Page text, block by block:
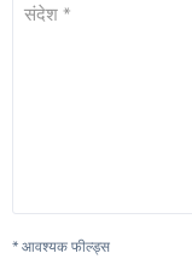
संदेश *
* आवश्यक फील्ड्स